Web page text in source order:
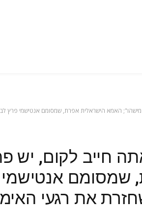
האמא הישראלית אפרת, שמסומם אנטישמי פרץ
חייב לקום, יש
שמסומם
את רגעי